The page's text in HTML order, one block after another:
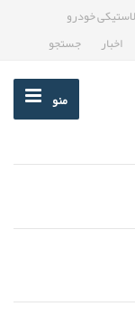
خودرو
اخبار جستجو
منو